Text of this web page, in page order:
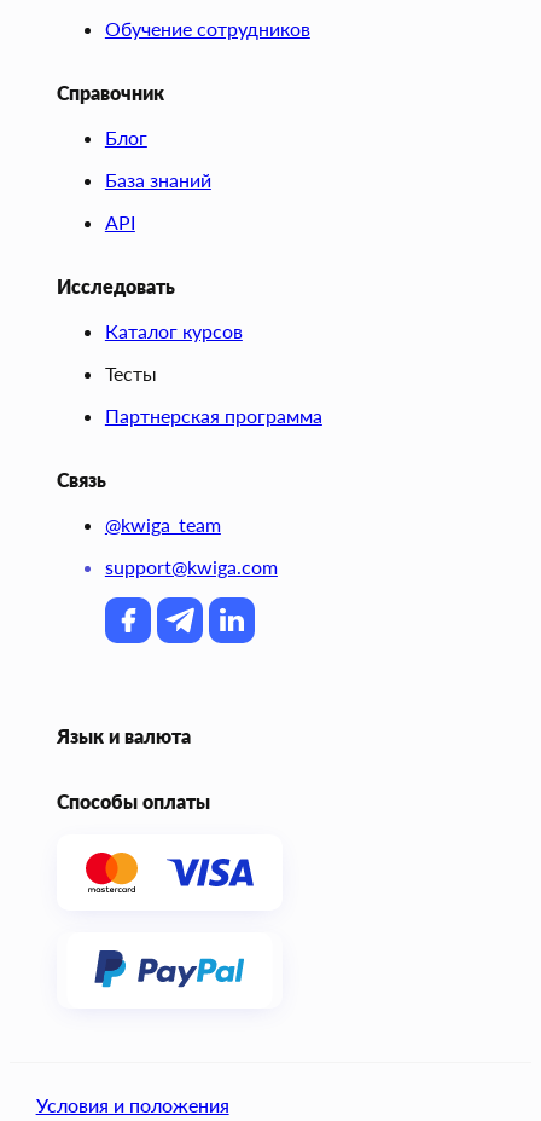
Обучение сотрудников
Справочник
Блог
База знаний
API
Исследовать
Каталог курсов
Тесты
Партнерская программа
Связь
@kwiga_team
support@kwiga.com
Язык и валюта
Способы оплаты
Условия и положения